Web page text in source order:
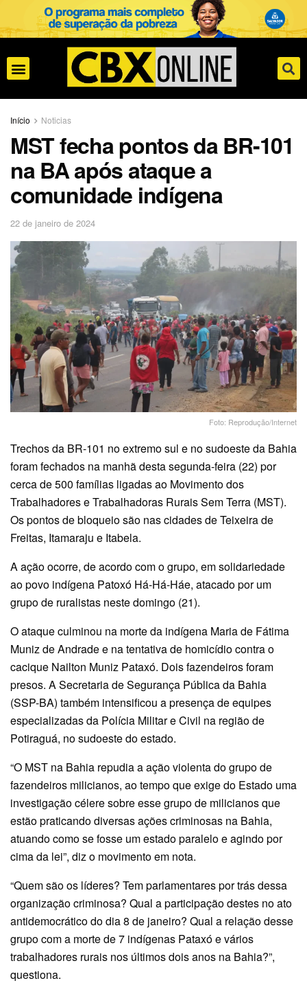
Início Noticias
MST fecha pontos da BR-101
na BA após ataque a
comunidade indígena
22 de janeiro de 2024
Foto: Reprodução/Internet
Trechos da BR-101 no extremo sul e no sudoeste da Bahia
foram fechados na manhã desta segunda-feira (22) por
cerca de 500 famílias ligadas ao Movimento dos
Trabalhadores e Trabalhadoras Rurais Sem Terra (MST).
Os pontos de bloqueio são nas cidades de Teixeira de
Freitas, Itamaraju e Itabela.
A ação ocorre, de acordo com o grupo, em solidariedade
ao povo indígena Patoxó Há-Há-Háe, atacado por um
grupo de ruralistas neste domingo (21).
O ataque culminou na morte da indígena Maria de Fátima
Muniz de Andrade e na tentativa de homicídio contra o
cacique Nailton Muniz Pataxó. Dois fazendeiros foram
presos. A Secretaria de Segurança Pública da Bahia
(SSP-BA) também intensificou a presença de equipes
especializadas da Polícia Militar e Civil na região de
Potiraguá, no sudoeste do estado.
“O MST na Bahia repudia a ação violenta do grupo de
fazendeiros milicianos, ao tempo que exige do Estado uma
investigação célere sobre esse grupo de milicianos que
estão praticando diversas ações criminosas na Bahia,
atuando como se fosse um estado paralelo e agindo por
cima da lei”, diz o movimento em nota.
“Quem são os líderes? Tem parlamentares por trás dessa
organização criminosa? Qual a participação destes no ato
antidemocrático do dia 8 de janeiro? Qual a relação desse
grupo com a morte de 7 indígenas Pataxó e vários
trabalhadores rurais nos últimos dois anos na Bahia?”,
questiona.